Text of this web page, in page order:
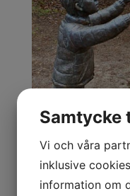
Samtycke
Vi och våra
inklusive
information om